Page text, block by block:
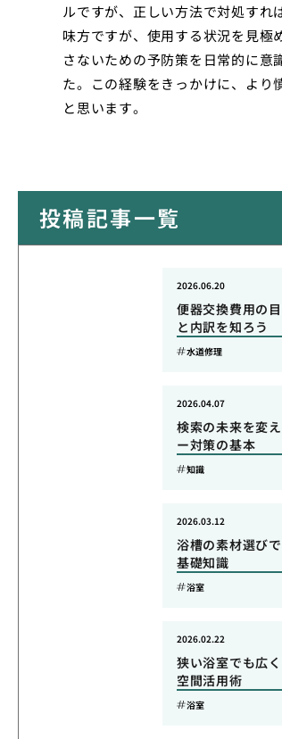
ルですが、正しい方法で対処すれ
味方ですが、使用する状況を見極
さないための予防策を日常的に
た。この経験をきっかけに、より
と思います。
投稿記事一覧
便器交換費用の
と内訳を知ろう
2026.06.20
水道修理
検索の未来を変
ー対策の基本
2026.04.07
知識
浴槽の素材選び
基礎知識
2026.03.12
浴室
狭い浴室でも広
空間活用術
2026.02.22
浴室